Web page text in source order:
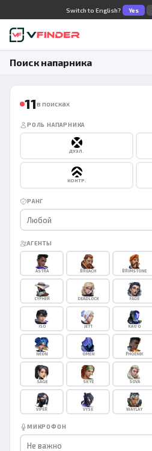
Switch to English? Yes
Поиск напарника
11в поисках
РОЛЬ НАПАРНИКА
ДУЭЛ.
КОНТР.
РАНГ
Любой
АГЕНТЫ
ASTRA BREACH BRIMSTONE
CYPHER DEADLOCK FADE
ISO JETT KAY/O
NEON OMEN PHOENIX
SAGE SKYE SOVA
VIPER VYSE WAYLAY
МИКРОФОН
Не важно